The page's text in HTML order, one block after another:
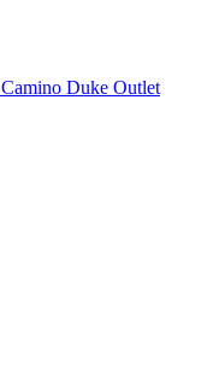
Camino Duke Outlet